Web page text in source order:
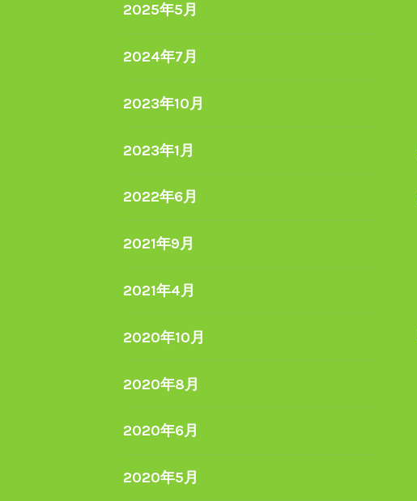
2025年5月
2024年7月
2023年10月
2023年1月
2022年6月
2021年9月
2021年4月
2020年10月
2020年8月
2020年6月
2020年5月